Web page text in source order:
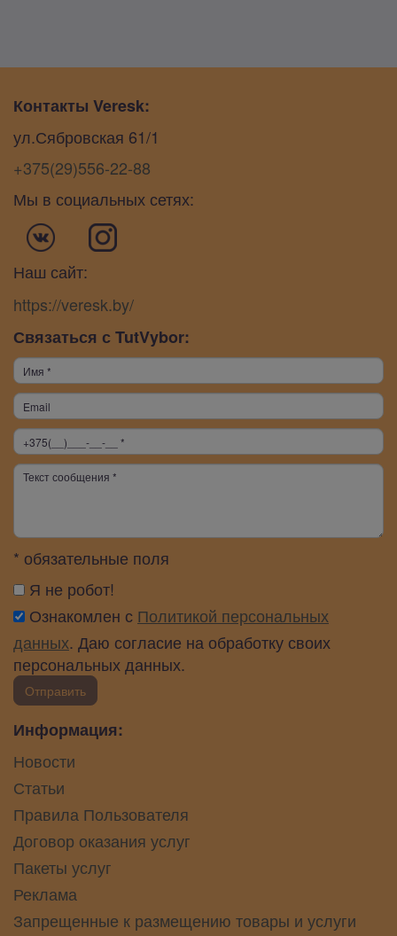
Контакты Veresk:
ул.Сябровская 61/1
+375(29)556-22-88
Мы в социальных сетях:
Наш сайт:
https://veresk.by/
Связаться с TutVybor:
* обязательные поля
Я не робот!
Ознакомлен с Политикой персональных
данных. Даю согласие на обработку своих
персональных данных.
Отправить
Информация:
Новости
Статьи
Правила Пользователя
Договор оказания услуг
Пакеты услуг
Реклама
Запрещенные к размещению товары и услуги